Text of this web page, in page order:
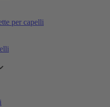
per capelli